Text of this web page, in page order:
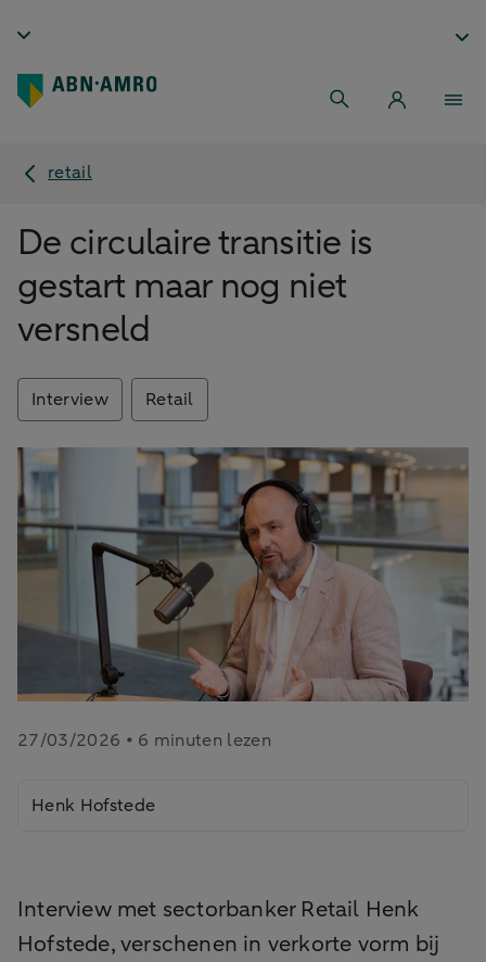
retail
De circulaire transitie is
gestart maar nog niet
versneld
Interview Retail
27/03/2026 • 6 minuten lezen
Henk Hofstede
Interview met sectorbanker Retail Henk
Hofstede, verschenen in verkorte vorm bij